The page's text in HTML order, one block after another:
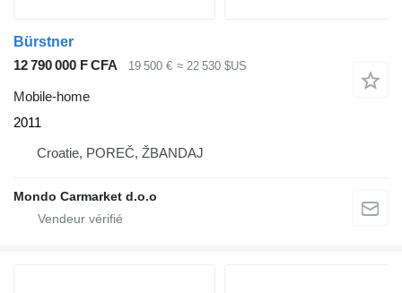
Bürstner
12 790 000 F CFA
19 500 € ≈ 22 530 $US
Mobile-home
2011
Croatie, POREČ, ŽBANDAJ
Mondo Carmarket d.o.o